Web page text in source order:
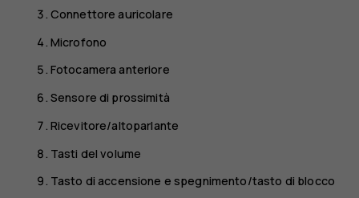
Connettore auricolare
Microfono
Fotocamera anteriore
Sensore di prossimità
Ricevitore/altoparlante
Tasti del volume
Tasto di accensione e spegnimento/tasto di blocco